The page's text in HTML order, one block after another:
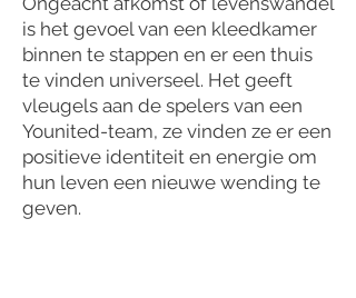
is het gevoel van een kleedkamer
binnen te stappen en er een thuis
te vinden universeel. Het geeft
vleugels aan de spelers van een
Younited-team, ze vinden ze er een
positieve identiteit en energie om
hun leven een nieuwe wending te
geven.